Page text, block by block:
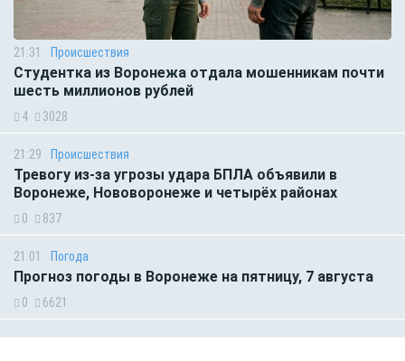
21:31 Происшествия
Студентка из Воронежа отдала мошенникам почти
шесть миллионов рублей
4 3028
21:29 Происшествия
Тревогу из-за угрозы удара БПЛА объявили в
Воронеже, Нововоронеже и четырёх районах
0 837
21:01 Погода
Прогноз погоды в Воронеже на пятницу, 7 августа
0 6621